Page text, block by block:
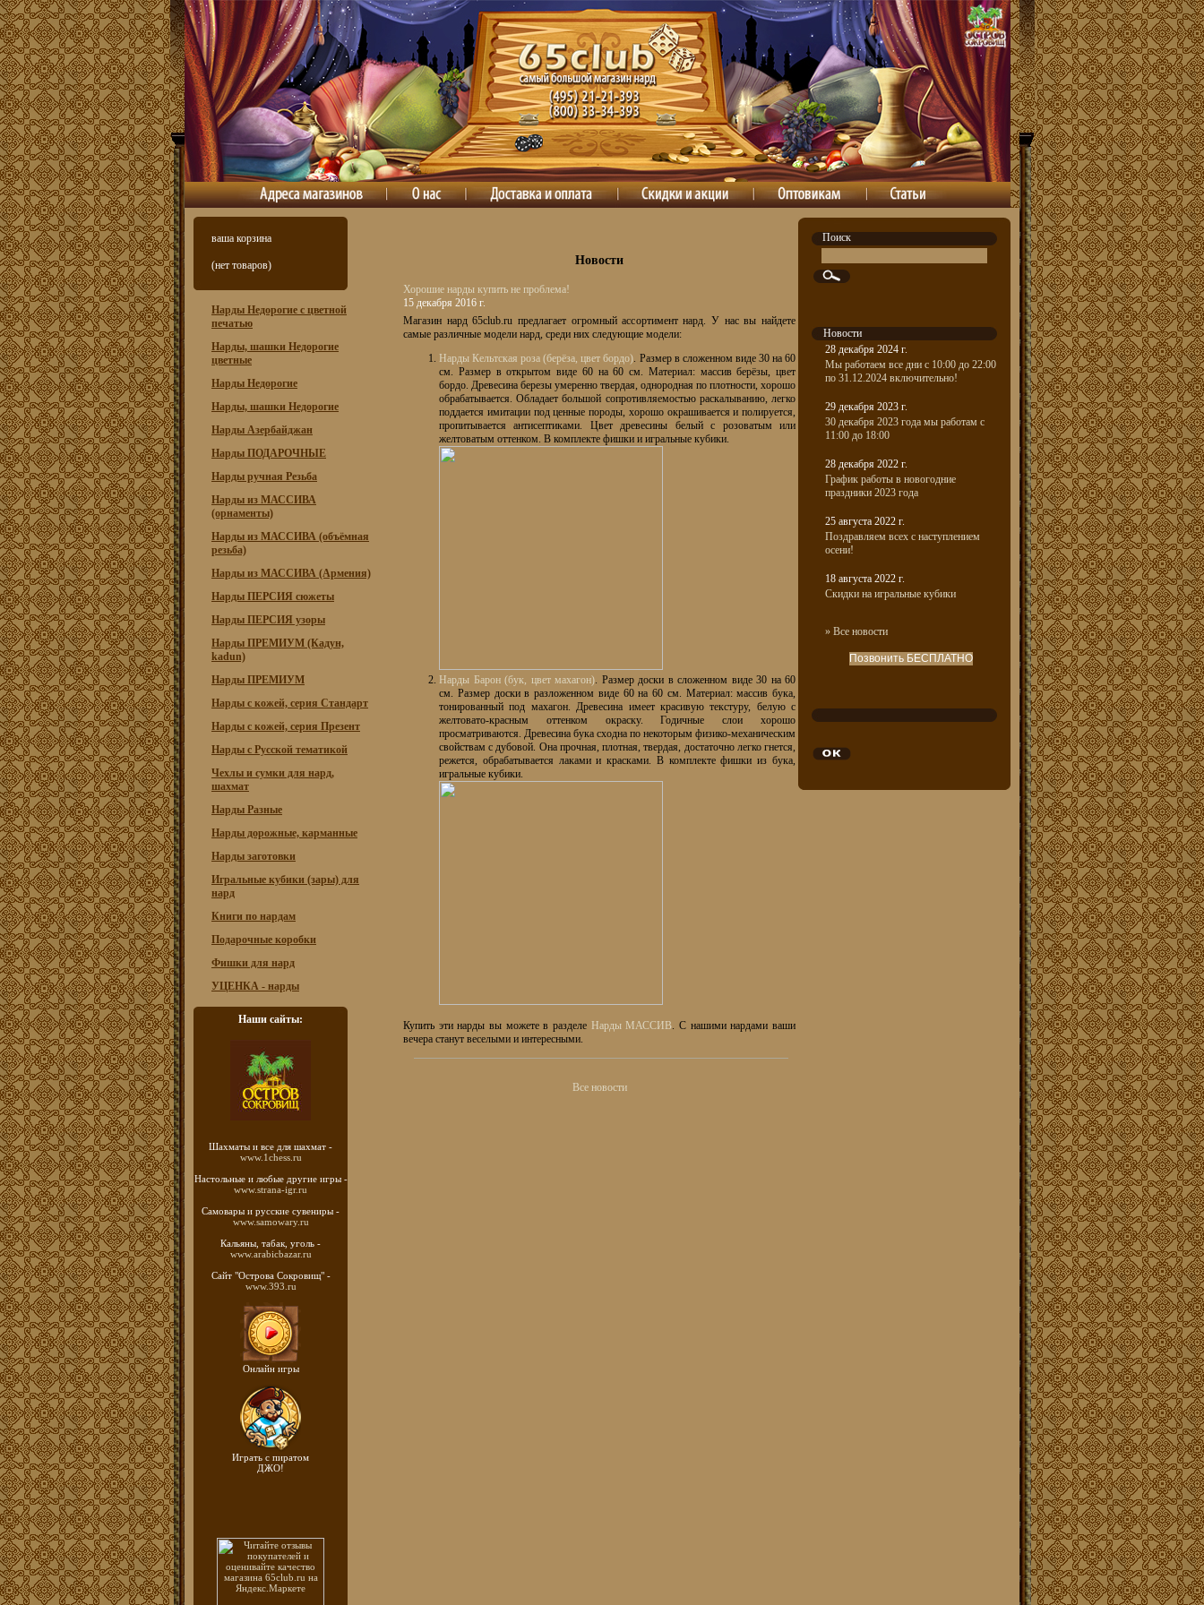
ваша корзина
(нет товаров)
Нарды Недорогие с цветной
печатью
Нарды, шашки Недорогие
цветные
Нарды Недорогие
Нарды, шашки Недорогие
Нарды Азербайджан
Нарды ПОДАРОЧНЫЕ
Нарды ручная Резьба
Нарды из МАССИВА
(орнаменты)
Нарды из МАССИВА (объёмная
резьба)
Нарды из МАССИВА (Армения)
Нарды ПЕРСИЯ сюжеты
Нарды ПЕРСИЯ узоры
Нарды ПРЕМИУМ (Кадун,
kadun)
Нарды ПРЕМИУМ
Нарды с кожей, серия Стандарт
Нарды с кожей, серия Презент
Нарды с Русской тематикой
Чехлы и сумки для нард,
шахмат
Нарды Разные
Нарды дорожные, карманные
Нарды заготовки
Игральные кубики (зары) для
нард
Книги по нардам
Подарочные коробки
Фишки для нард
УЦЕНКА - нарды
Наши сайты:
Шахматы и все для шахмат -
www.1chess.ru
Настольные и любые другие игры -
www.strana-igr.ru
Самовары и русские сувениры -
www.samowary.ru
Кальяны, табак, уголь -
www.arabicbazar.ru
Сайт "Острова Сокровищ" -
www.393.ru
Онлайн игры
Играть с пиратом
ДЖО!
Новости
Хорошие нарды купить не проблема!
15 декабря 2016 г.
Магазин нард 65club.ru предлагает огромный ассортимент нард. У нас вы найдете
самые различные модели нард, среди них следующие модели:
Нарды Кельтская роза (берёза, цвет бордо). Размер в сложенном виде 30 на 60
см. Размер в открытом виде 60 на 60 см. Материал: массив берёзы, цвет
бордо. Древесина березы умеренно твердая, однородная по плотности, хорошо
обрабатывается. Обладает большой сопротивляемостью раскалыванию, легко
поддается имитации под ценные породы, хорошо окрашивается и полируется,
пропитывается антисептиками. Цвет древесины белый с розоватым или
желтоватым оттенком. В комплекте фишки и игральные кубики.
Нарды Барон (бук, цвет махагон). Размер доски в сложенном виде 30 на 60
см. Размер доски в разложенном виде 60 на 60 см. Материал: массив бука,
тонированный под махагон. Древесина имеет красивую текстуру, белую с
желтовато-красным оттенком окраску. Годичные слои хорошо
просматриваются. Древесина бука сходна по некоторым физико-механическим
свойствам с дубовой. Она прочная, плотная, твердая, достаточно легко гнется,
режется, обрабатывается лаками и красками. В комплекте фишки из бука,
игральные кубики.
Купить эти нарды вы можете в разделе Нарды МАССИВ. С нашими нардами ваши
вечера станут веселыми и интересными.
Все новости
Поиск
Новости
28 декабря 2024 г.
Мы работаем все дни с 10:00 до 22:00
по 31.12.2024 включительно!
29 декабря 2023 г.
30 декабря 2023 года мы работам с
11:00 до 18:00
28 декабря 2022 г.
График работы в новогодние
праздники 2023 года
25 августа 2022 г.
Поздравляем всех с наступлением
осени!
18 августа 2022 г.
Скидки на игральные кубики
» Все новости
Позвонить БЕСПЛАТНО